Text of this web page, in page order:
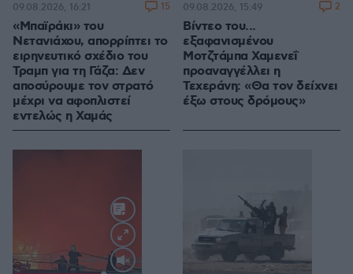
«Μπαϊράκι» του
Νετανιάχου, απορρίπτει το
ειρηνευτικό σχέδιο του
Τραμπ για τη Γάζα: Δεν
αποσύρουμε τον στρατό
μέχρι να αφοπλιστεί
εντελώς η Χαμάς
09.08.2026, 16:21 15
Βίντεο του...
εξαφανισμένου
Μοτζτάμπα Χαμενεΐ
προαναγγέλλει η
Τεχεράνη: «Θα τον δείχνει
έξω στους δρόμους»
09.08.2026, 15:49 2